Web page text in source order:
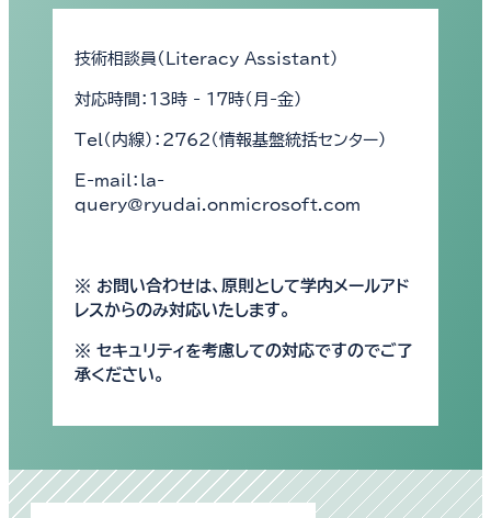
技術相談員（Literacy Assistant）
対応時間：13時 - 17時（月-金）
Tel（内線）：2762（情報基盤統括センター）
E-mail：la-
query@ryudai.onmicrosoft.com
※ お問い合わせは、原則として学内メールアド
レスからのみ対応いたします。
※ セキュリティを考慮しての対応ですのでご了
承ください。